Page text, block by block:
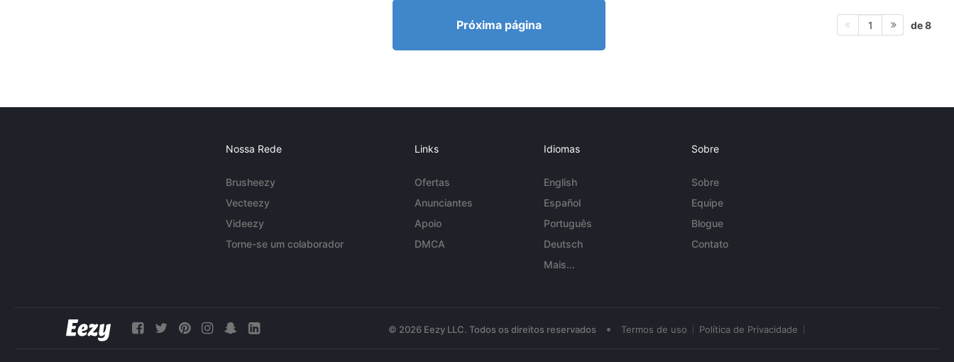
Próxima página 1 de 8
Nossa Rede
Brusheezy
Vecteezy
Videezy
Torne-se um colaborador
Links
Ofertas
Anunciantes
Apoio
DMCA
Idiomas
English
Español
Português
Deutsch
Mais...
Sobre
Sobre
Equipe
Blogue
Contato
© 2026 Eezy LLC. Todos os direitos reservados • Termos de uso Política de Privacidade